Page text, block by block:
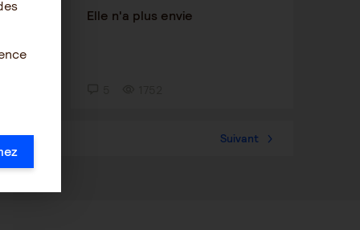
Elle n'a plus envie
36 Suivant